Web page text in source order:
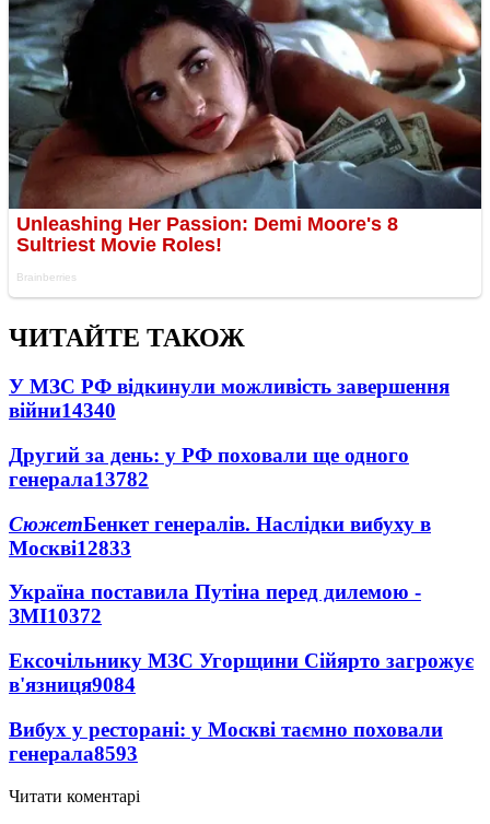
ЧИТАЙТЕ ТАКОЖ
У МЗС РФ відкинули можливість завершення
війни14340
Другий за день: у РФ поховали ще одного
генерала13782
СюжетБенкет генералів. Наслідки вибуху в
Москві12833
Україна поставила Путіна перед дилемою -
ЗМІ10372
Ексочільнику МЗС Угорщини Сійярто загрожує
в'язниця9084
Вибух у ресторані: у Москві таємно поховали
генерала8593
Читати коментарі